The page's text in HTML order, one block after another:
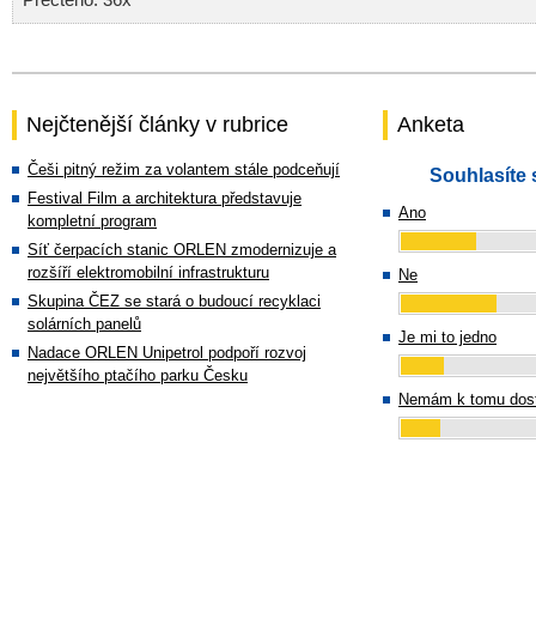
Nejčtenější články v rubrice
Češi pitný režim za volantem stále podceňují
Festival Film a architektura představuje
kompletní program
Síť čerpacích stanic ORLEN zmodernizuje a
rozšíří elektromobilní infrastrukturu
Skupina ČEZ se stará o budoucí recyklaci
solárních panelů
Nadace ORLEN Unipetrol podpoří rozvoj
největšího ptačího parku Česku
Anketa
Souhlasíte
Ano
Ne
Je mi to jedno
Nemám k tomu